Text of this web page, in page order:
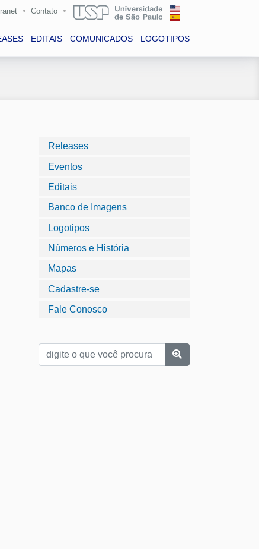
Contato
EDITAIS COMUNICADOS LOGOTIPOS
Releases
Eventos
Editais
Banco de Imagens
Logotipos
Números e História
Mapas
Cadastre-se
Fale Conosco